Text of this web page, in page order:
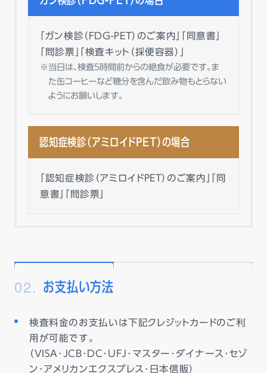
「ガン検診（FDG-PET）のご案内」「同意書」
「問診票」「検査キット（採便容器）」
当日は、検査5時間前からの絶食が必要です。ま
た缶コーヒーなど糖分を含んだ飲み物もとらない
ようにお願いします。
認知症検診（アミロイドPET）の場合
「認知症検診（アミロイドPET）のご案内」「同
意書」「問診票」
02. お支払い方法
検査料金のお支払いは下記クレジットカードのご利
用が可能です。
（VISA･JCB･DC･UFJ･マスター･ダイナース･セゾ
ン･アメリカンエクスプレス･日本信販）